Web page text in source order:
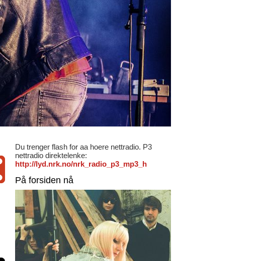
Du trenger flash for aa hoere nettradio. P3
nettradio direktelenke:
http://lyd.nrk.no/nrk_radio_p3_mp3_h
På forsiden nå